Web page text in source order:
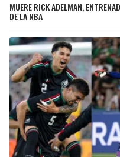
MUERE RICK ADELMAN,
DE LA NBA